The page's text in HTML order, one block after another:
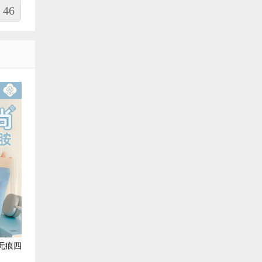
46
痕四